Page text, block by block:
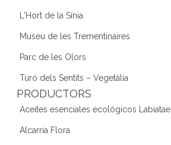
L'Hort de la Sínia
Museu de les Trementinaires
Parc de les Olors
Turó dels Sentits – Vegetàlia
PRODUCTORS
Aceites esenciales ecológicos Labiatae
Alcarria Flora